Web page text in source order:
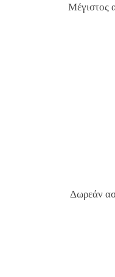
Μέγιστος
Δωρεάν